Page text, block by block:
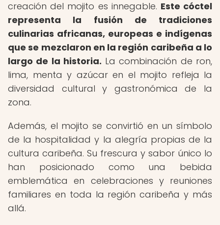
creación del mojito es innegable. Este cóctel
representa la fusión de tradiciones
culinarias africanas, europeas e indígenas
que se mezclaron en la región caribeña a lo
largo de la historia. La combinación de ron,
lima, menta y azúcar en el mojito refleja la
diversidad cultural y gastronómica de la
zona.
Además, el mojito se convirtió en un símbolo
de la hospitalidad y la alegría propias de la
cultura caribeña. Su frescura y sabor único lo
han posicionado como una bebida
emblemática en celebraciones y reuniones
familiares en toda la región caribeña y más
allá.